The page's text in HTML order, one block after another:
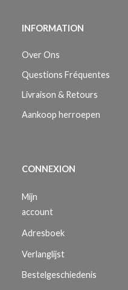
INFORMATION
Over Ons
Questions Fréquentes
Livraison & Retours
Aankoop herroepen
CONNEXION
Mijn
account
Adresboek
Verlanglijst
Bestelgeschiedenis